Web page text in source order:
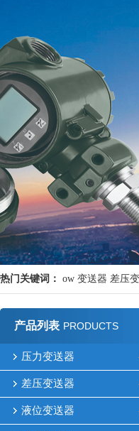
热门关键词： ow 变送器 差压
产品列表 PRODUCTS
压力变送器
差压变送器
液位变送器